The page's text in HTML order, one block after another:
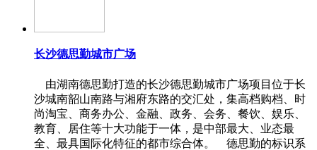
长沙德思勤城市广场
由湖南德思勤打造的长沙德思勤城市广场项目位于长
沙城南韶山南路与湘府东路的交汇处，集高档购档、时
尚淘宝、商务办公、金融、政务、会务、餐饮、娱乐、
教育、居住等十大功能于一体，是中部最大、业态最
全、最具国际化特征的都市综合体。 德思勤的标识系